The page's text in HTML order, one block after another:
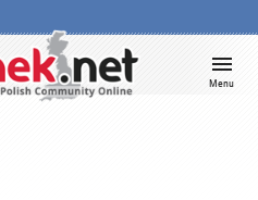
Menu